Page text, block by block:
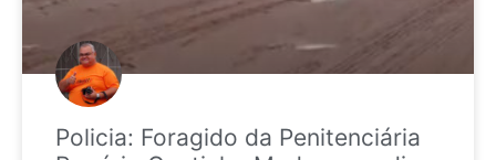
Policia: Foragido da Penitenciária